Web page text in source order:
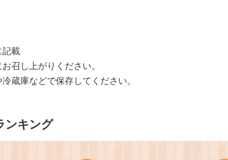
記載
召し上がりください。
蔵庫などで保存してください。
ンキング